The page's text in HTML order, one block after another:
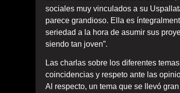
sociales muy vinculados a su
parece grandioso. Ella es
seriedad a la hora de asumir sus
siendo tan joven”.
Las charlas sobre los diferentes
coincidencias y respeto ante las
Al respecto, un tema que se llevó